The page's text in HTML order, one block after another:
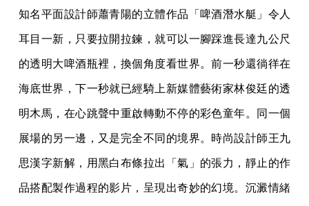
知名平面設計師蕭青陽的立體作品「啤酒潛水艇」令人
耳目一新，只要拉開拉鍊，就可以一腳踩進長達九公尺
的透明大啤酒瓶裡，換個角度看世界。前一秒還徜徉在
海底世界，下一秒就已經騎上新媒體藝術家林俊廷的透
明木馬，在心跳聲中重啟轉動不停的彩色童年。同一個
展場的另一邊，又是完全不同的境界。時尚設計師王九
思漢字新解，用黑白布條拉出「氣」的張力，靜止的作
品搭配製作過程的影片，呈現出奇妙的幻境。沉澱情緒